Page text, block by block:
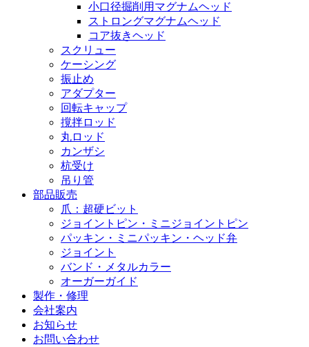
小口径掘削用マグナムヘッド
ストロングマグナムヘッド
コア抜きヘッド
スクリュー
ケーシング
振止め
アダプター
回転キャップ
撹拌ロッド
丸ロッド
カンザシ
杭受け
吊り管
部品販売
爪：超硬ビット
ジョイントピン・ミニジョイントピン
パッキン・ミニパッキン・ヘッド弁
ジョイント
バンド・メタルカラー
オーガーガイド
製作・修理
会社案内
お知らせ
お問い合わせ